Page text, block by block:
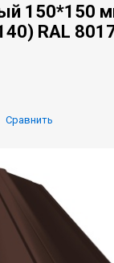
150*150
RAL
Сравнить